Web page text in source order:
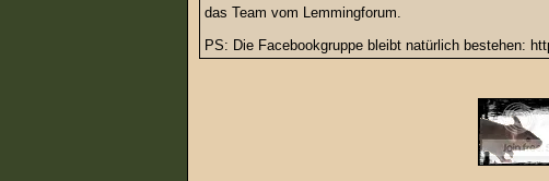
das Team vom Lemmingforum.
PS: Die Facebookgruppe bleibt natürlich bestehen: